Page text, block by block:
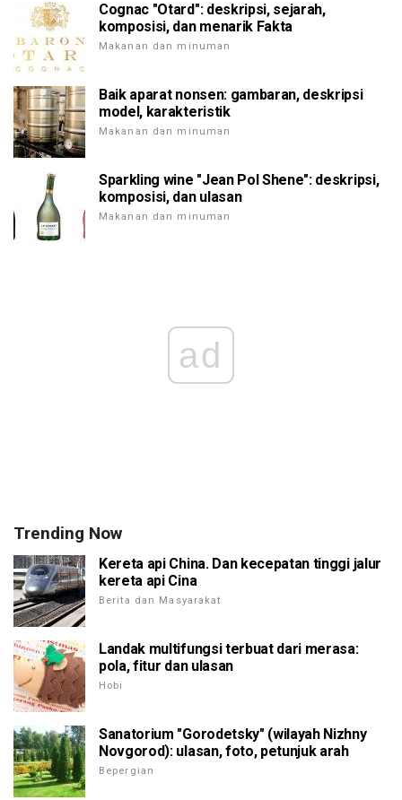
Cognac "Otard": deskripsi, sejarah,
komposisi, dan menarik Fakta
Makanan dan minuman
Baik aparat nonsen: gambaran, deskripsi
model, karakteristik
Makanan dan minuman
Sparkling wine "Jean Pol Shene": deskripsi,
komposisi, dan ulasan
Makanan dan minuman
ad
Trending Now
Kereta api China. Dan kecepatan tinggi jalur
kereta api Cina
Berita dan Masyarakat
Landak multifungsi terbuat dari merasa:
pola, fitur dan ulasan
Hobi
Sanatorium "Gorodetsky" (wilayah Nizhny
Novgorod): ulasan, foto, petunjuk arah
Bepergian